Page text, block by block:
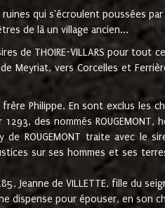
qui s'écroulent poussées
de là un village ancien...
de THOIRE-VILLARS pour
Meyriat, vers Corcelles et
Philippe. En sont exclus les
des nommés
ROUGEMONT traite avec le
sur ses hommes et ses
Jeanne de VILLETTE, fille du
dispense pour épouser, en son